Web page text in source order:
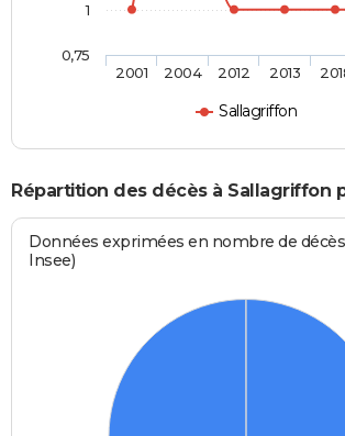
Sallagriffon
2001 2004 2012 2013
0,75
1
Répartition des décès à Sallagriffon
Données exprimées en nombre de décès
Insee)